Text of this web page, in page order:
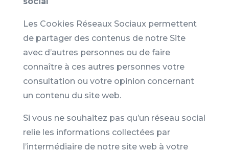
Les Cookies Réseaux Sociaux permettent
de partager des contenus de notre Site
avec d’autres personnes ou de faire
connaître à ces autres personnes votre
consultation ou votre opinion concernant
un contenu du site web.
Si vous ne souhaitez pas qu’un réseau social
relie les informations collectées par
l’intermédiaire de notre site web à votre